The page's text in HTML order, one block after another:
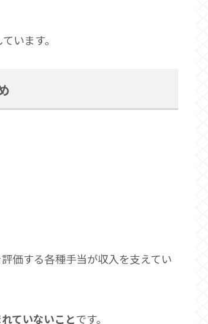
います。
価する各種手当が収入を支えてい
ていないことです。